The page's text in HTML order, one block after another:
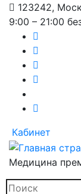
123242,
9:00 – 21:00
Кабинет
Медицина